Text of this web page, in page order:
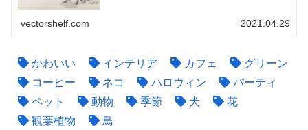
vectorshelf.com 2021.04.29
かわいい インテリア カフェ
グリーン
コーヒー
ネコ ハロウィン
パーティ
ペット
動物 季節 犬
花
観葉植物
鳥